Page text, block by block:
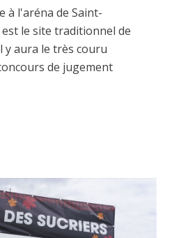
à l'aréna de Saint-
le site traditionnel de
y aura le très couru
de jugement